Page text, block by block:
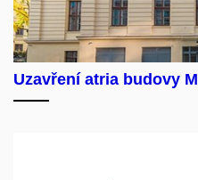
Uzavření atria budovy M